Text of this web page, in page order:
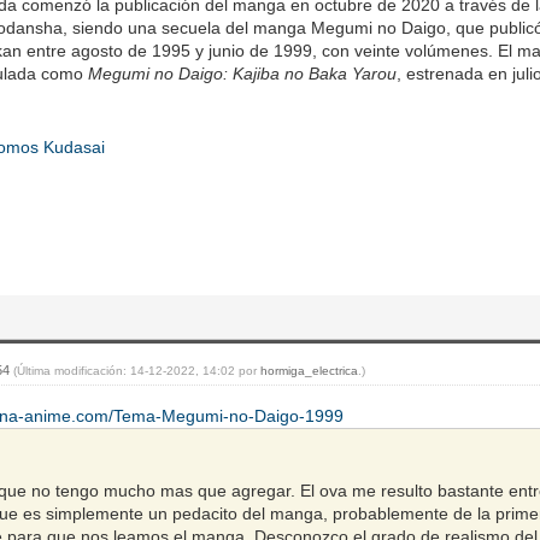
comenzó la publicación del manga en octubre de 2020 a través
siendo una secuela del manga Megumi no Daigo, que
entre agosto de 1995 y junio de 1999, con veinte volúmenes. El
comoMegumi no Daigo: Kajiba no Baka Yarou , estrenada en
Kudasai
(Última modificación: 14-12-2022, 14:02 porhormiga_electrica .)
anime.com/Tema-Megumi-no-Daigo-1999
no tengo mucho mas que agregar. El ova me resulto bastante
es simplemente un pedacito del manga, probablemente de la